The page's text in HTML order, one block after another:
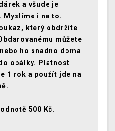
a všude je
Myslíme i na to.
který obdržíte
můžete
ho snadno doma
obálky. Platnost
1 rok a použít jde na
500 Kč.